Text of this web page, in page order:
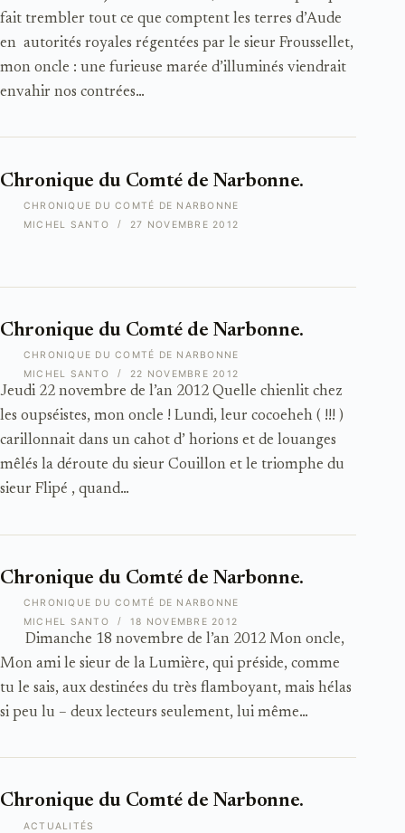
fait trembler tout ce que comptent les terres d’Aude
en autorités royales régentées par le sieur Froussellet,
mon oncle : une furieuse marée d’illuminés viendrait
envahir nos contrées…
CHRONIQUE DU COMTÉ DE NARBONNE
Chronique du Comté de Narbonne.
MICHEL SANTO 27 NOVEMBRE 2012
CHRONIQUE DU COMTÉ DE NARBONNE
Chronique du Comté de Narbonne.
Jeudi 22 novembre de l’an 2012 Quelle chienlit chez
les oupséistes, mon oncle ! Lundi, leur cocoeheh ( !!! )
carillonnait dans un cahot d’ horions et de louanges
mêlés la déroute du sieur Couillon et le triomphe du
sieur Flipé , quand…
MICHEL SANTO 22 NOVEMBRE 2012
CHRONIQUE DU COMTÉ DE NARBONNE
Chronique du Comté de Narbonne.
Dimanche 18 novembre de l’an 2012 Mon oncle,
Mon ami le sieur de la Lumière, qui préside, comme
tu le sais, aux destinées du très flamboyant, mais hélas
si peu lu – deux lecteurs seulement, lui même…
MICHEL SANTO 18 NOVEMBRE 2012
ACTUALITÉS
Chronique du Comté de Narbonne.